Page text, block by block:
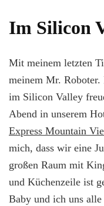
Im Silicon
Mit meinem letzten
meinem Mr. Roboter.
im Silicon Valley
Abend in unserem
Express Mountain
mich, dass wir eine
großen Raum mit
und Küchenzeile ist
Baby und ich uns alle